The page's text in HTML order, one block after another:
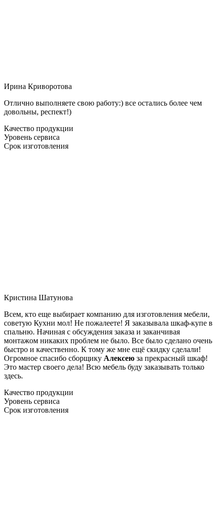
Ирина Криворотова
Отлично выполняете свою работу:) все остались более чем
довольны, респект!)
Качество продукции
Уровень сервиса
Срок изготовления
Кристина Шатунова
Всем, кто еще выбирает компанию для изготовления мебели,
советую Кухни мол! Не пожалеете! Я заказывала шкаф-купе в
спальню. Начиная с обсуждения заказа и заканчивая
монтажом никаких проблем не было. Все было сделано очень
быстро и качественно. К тому же мне ещё скидку сделали!
Огромное спасибо сборщику Алексею за прекрасный шкаф!
Это мастер своего дела! Всю мебель буду заказывать только
здесь.
Качество продукции
Уровень сервиса
Срок изготовления